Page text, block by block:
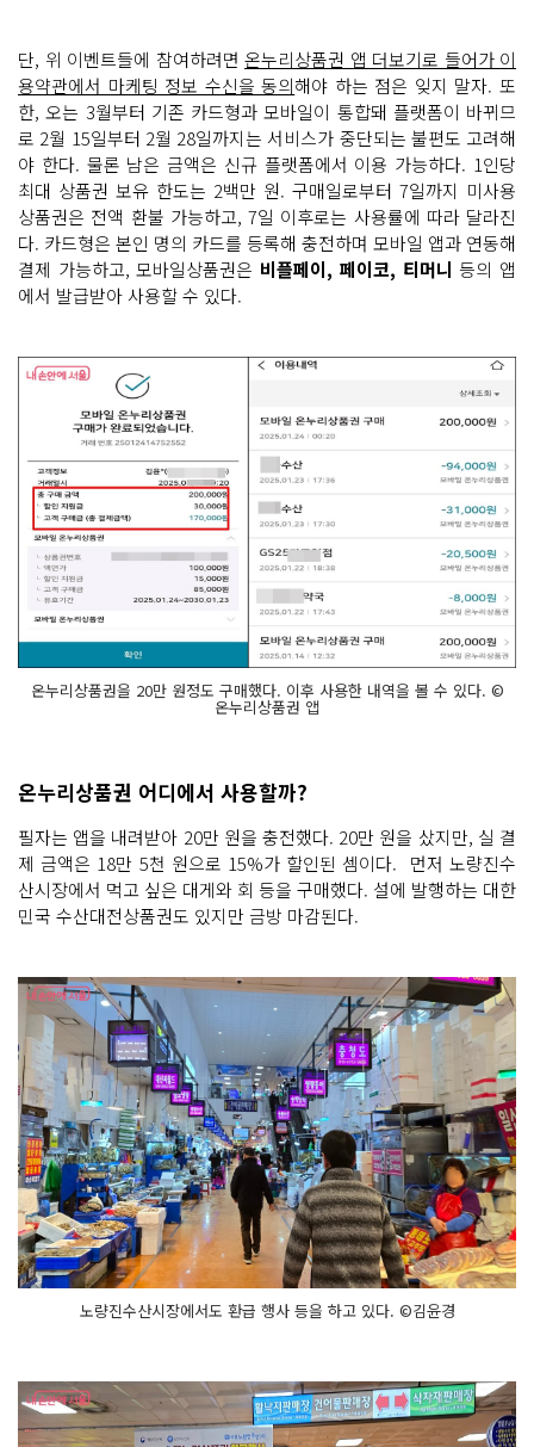
단, 위 이벤트들에 참여하려면 온누리상품권 앱 더보기로 들어가 이
용약관에서 마케팅 정보 수신을 동의해야 하는 점은 잊지 말자. 또
한, 오는 3월부터 기존 카드형과 모바일이 통합돼 플랫폼이 바뀌므
로 2월 15일부터 2월 28일까지는 서비스가 중단되는 불편도 고려해
야 한다. 물론 남은 금액은 신규 플랫폼에서 이용 가능하다. 1인당
최대 상품권 보유 한도는 2백만 원. 구매일로부터 7일까지 미사용
상품권은 전액 환불 가능하고, 7일 이후로는 사용률에 따라 달라진
다. 카드형은 본인 명의 카드를 등록해 충전하며 모바일 앱과 연동해
결제 가능하고, 모바일상품권은 비플페이, 페이코, 티머니 등의 앱
에서 발급받아 사용할 수 있다.
온누리상품권을 20만 원정도 구매했다. 이후 사용한 내역을 볼 수 있다. ©
온누리상품권 앱
온누리상품권 어디에서 사용할까?
필자는 앱을 내려받아 20만 원을 충전했다. 20만 원을 샀지만, 실 결
제 금액은 18만 5천 원으로 15%가 할인된 셈이다. 먼저 노량진수
산시장에서 먹고 싶은 대게와 회 등을 구매했다. 설에 발행하는 대한
민국 수산대전상품권도 있지만 금방 마감된다.
노량진수산시장에서도 환급 행사 등을 하고 있다. ©김윤경